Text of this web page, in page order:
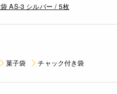
AS-3 シルバー / 5枚
菓子袋 チャック付き袋